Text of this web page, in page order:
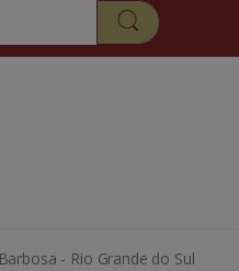
- Rio Grande do Sul